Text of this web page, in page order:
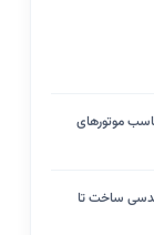
موتورهای
ساخت تا